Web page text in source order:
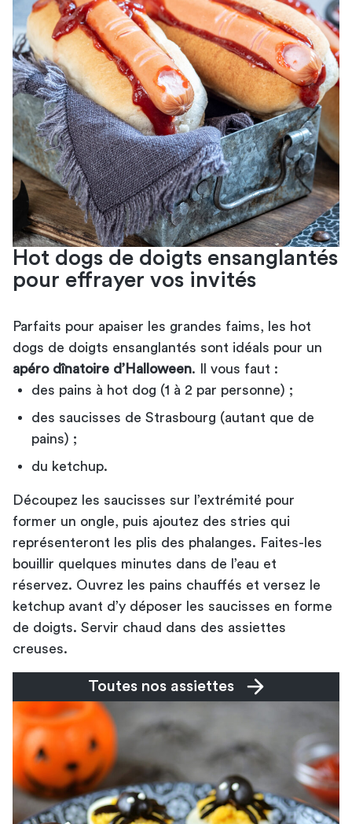
Hot dogs de doigts ensanglantés
pour effrayer vos invités
Parfaits pour apaiser les grandes faims, les hot
dogs de doigts ensanglantés sont idéals pour un
apéro dînatoire d’Halloween. Il vous faut :
des pains à hot dog (1 à 2 par personne) ;
des saucisses de Strasbourg (autant que de
pains) ;
du ketchup.
Découpez les saucisses sur l’extrémité pour
former un ongle, puis ajoutez des stries qui
représenteront les plis des phalanges. Faites-les
bouillir quelques minutes dans de l’eau et
réservez. Ouvrez les pains chauffés et versez le
ketchup avant d’y déposer les saucisses en forme
de doigts. Servir chaud dans des assiettes
creuses.
Toutes nos assiettes